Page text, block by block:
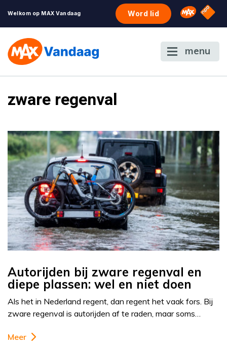
Welkom op MAX Vandaag Word lid Omroep
NPO
menu
zware regenval
Autorijden bij zware regenval en
diepe plassen: wel en niet doen
Als het in Nederland regent, dan regent het vaak fors. Bij
zware regenval is autorijden af te raden, maar soms…
Meer